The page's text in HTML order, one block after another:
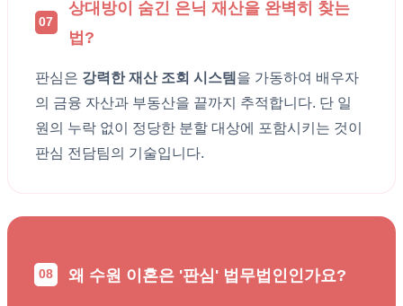
07
상대방이 숨긴 은닉 재산을 완벽히 찾는
법?
판심은 강력한 재산 조회 시스템 을 가동하여 배우자
의 금융 자산과 부동산을 끝까지 추적합니다. 단 일
원의 누락 없이 정당한 분할 대상에 포함시키는 것이
판심 전담팀의 기술입니다.
08 왜 수원 이혼은 '판심' 법무법인인가요?